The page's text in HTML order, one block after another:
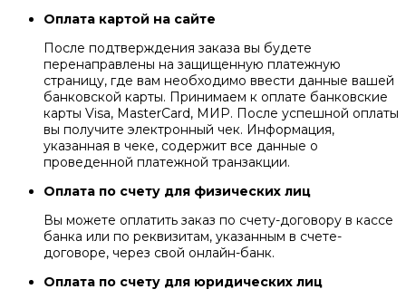
Оплата картой на сайте
После подтверждения заказа вы будете
перенаправлены на защищенную платежную
страницу, где вам необходимо ввести данные вашей
банковской карты. Принимаем к оплате банковские
карты Visa, MasterCard, МИР. После успешной оплаты
вы получите электронный чек. Информация,
указанная в чеке, содержит все данные о
проведенной платежной транзакции.
Оплата по счету для физических лиц
Вы можете оплатить заказ по счету-договору в кассе
банка или по реквизитам, указанным в счете-
договоре, через свой онлайн-банк.
Оплата по счету для юридических лиц